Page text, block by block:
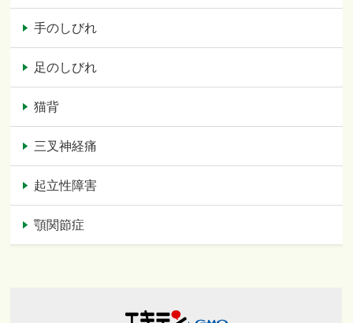
手のしびれ
足のしびれ
猫背
三叉神経痛
起立性障害
顎関節症